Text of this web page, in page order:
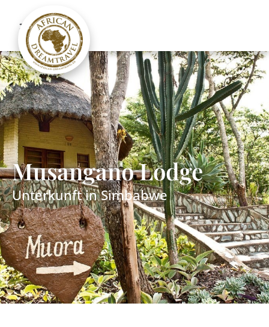
Musangano Lodge
Unterkunft inSimbabwe